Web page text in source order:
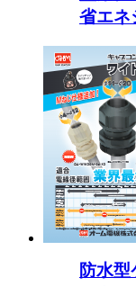
省エネ
防水